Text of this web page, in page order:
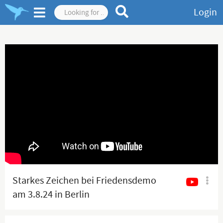
Login
Starkes Zeichen bei Friedensdemo
am 3.8.24 in Berlin